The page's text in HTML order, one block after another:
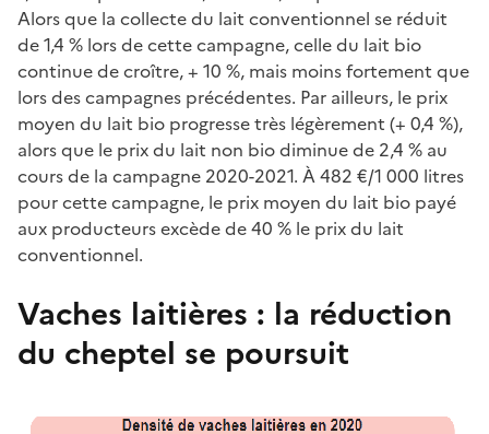
Alors que la collecte du lait conventionnel se réduit
de 1,4 % lors de cette campagne, celle du lait bio
continue de croître, + 10 %, mais moins fortement que
lors des campagnes précédentes. Par ailleurs, le prix
moyen du lait bio progresse très légèrement (+ 0,4 %),
alors que le prix du lait non bio diminue de 2,4 % au
cours de la campagne 2020-2021. À 482 €/1 000 litres
pour cette campagne, le prix moyen du lait bio payé
aux producteurs excède de 40 % le prix du lait
conventionnel.
Vaches laitières : la réduction
du cheptel se poursuit